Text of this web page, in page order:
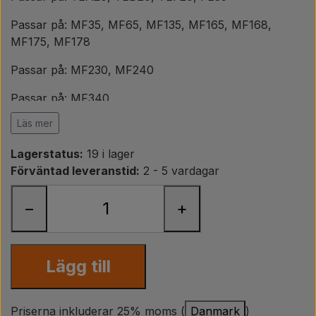
PTO axlar GARDLOC
Erbjudande
Passar på: MF35, MF65, MF135, MF165, MF168,
MF175, MF178
Passar på: MF230, MF240
Passar på: MF340
Passar på: MF550
Passar på: Fordson Dexta, Super Dexta
Passar på: Ford 2000, 3000, 4000
Passar på: Ford 2100, 2110, 2120, 2310, 2600, 2610,
3100, 3120, 3300, 3310, 3330, 3400, 3500, 3600,
3610, 4110
OEM ref.,
Läs mer
Lagerstatus: 19 i lager
Förväntad leveranstid: 2 - 5 vardagar
− +
Lägg till
Priserna inkluderar 25% moms ( Danmark )